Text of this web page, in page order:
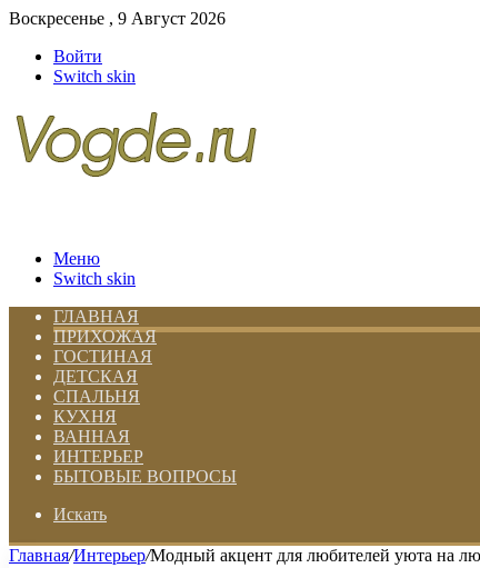
Воскресенье , 9 Август 2026
Войти
Switch skin
Меню
Switch skin
ГЛАВНАЯ
ПРИХОЖАЯ
ГОСТИНАЯ
ДЕТСКАЯ
СПАЛЬНЯ
КУХНЯ
ВАННАЯ
ИНТЕРЬЕР
БЫТОВЫЕ ВОПРОСЫ
Искать
Главная/Интерьер/Модный акцент для любителей уюта на